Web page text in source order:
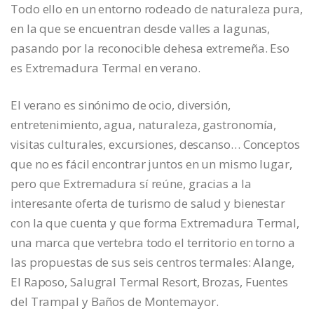
Todo ello en un entorno rodeado de naturaleza pura,
en la que se encuentran desde valles a lagunas,
pasando por la reconocible dehesa extremeña. Eso
es Extremadura Termal en verano.
El verano es sinónimo de ocio, diversión,
entretenimiento, agua, naturaleza, gastronomía,
visitas culturales, excursiones, descanso… Conceptos
que no es fácil encontrar juntos en un mismo lugar,
pero que Extremadura sí reúne, gracias a la
interesante oferta de turismo de salud y bienestar
con la que cuenta y que forma Extremadura Termal,
una marca que vertebra todo el territorio en torno a
las propuestas de sus seis centros termales: Alange,
El Raposo, Salugral Termal Resort, Brozas, Fuentes
del Trampal y Baños de Montemayor.